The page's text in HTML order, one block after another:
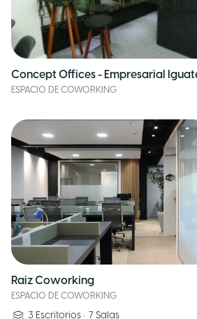
Concept Offices - Empresarial
ESPACIO DE COWORKING
Raiz Coworking
ESPACIO DE COWORKING
3 Escritorios • 7 Salas